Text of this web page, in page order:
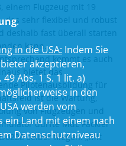
einem Flugzeug mit 19
das sehr flexibel und robust
deshalb fast überall starten
kann.
kommt es auch
bietet das
Pilotenausbildung für
ist die Wartung,
von Flugzeugen und
durfte MdL Fackler
selber fliegen. „Mit
.
in die USA: Indem Sie
akzeptieren,
Abs. 1 S. 1 lit. a)
in den
werden vom
ein Land mit einem nach
Datenschutzniveau